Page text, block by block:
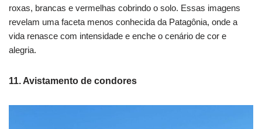
roxas, brancas e vermelhas cobrindo o solo. Essas imagens
revelam uma faceta menos conhecida da Patagônia, onde a
vida renasce com intensidade e enche o cenário de cor e
alegria.
11. Avistamento de condores